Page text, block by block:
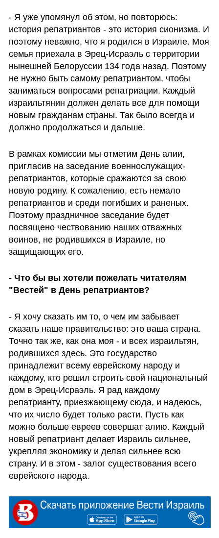
- Я уже упомянул об этом, но повторюсь:
история репатриантов - это история сионизма. И
поэтому неважно, что я родился в Израиле. Моя
семья приехала в Эрец-Исраэль с территории
нынешней Белоруссии 134 года назад. Поэтому
не нужно быть самому репатриантом, чтобы
заниматься вопросами репатриации. Каждый
израильтянин должен делать все для помощи
новым гражданам страны. Так было всегда и
должно продолжаться и дальше.
В рамках комиссии мы отметим День алии,
пригласив на заседание военнослужащих-
репатриантов, которые сражаются за свою
новую родину. К сожалению, есть немало
репатриантов и среди погибших и раненых.
Поэтому праздничное заседание будет
посвящено чествованию наших отважных
воинов, не родившихся в Израиле, но
защищающих его.
- Что бы вы хотели пожелать читателям
"Вестей" в День репатриантов?
- Я хочу сказать им то, о чем им забывает
сказать наше правительство: это ваша страна.
Точно так же, как она моя - и всех израильтян,
родившихся здесь. Это государство
принадлежит всему еврейскому народу и
каждому, кто решил строить свой национальный
дом в Эрец-Исраэль. Я рад каждому
репатрианту, приезжающему сюда, и надеюсь,
что их число будет только расти. Пусть как
можно больше евреев совершат алию. Каждый
новый репатриант делает Израиль сильнее,
укрепляя экономику и делая сильнее всю
страну. И в этом - залог существования всего
еврейского народа.